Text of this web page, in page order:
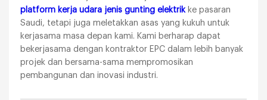
platform kerja udara jenis gunting elektrik ke pasaran
Saudi, tetapi juga meletakkan asas yang kukuh untuk
kerjasama masa depan kami. Kami berharap dapat
bekerjasama dengan kontraktor EPC dalam lebih banyak
projek dan bersama-sama mempromosikan
pembangunan dan inovasi industri.